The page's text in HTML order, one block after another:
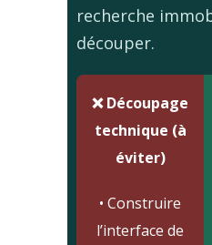
recherche
découper.
❌ Découpage
technique (à
éviter)
• Construire
l’interface de